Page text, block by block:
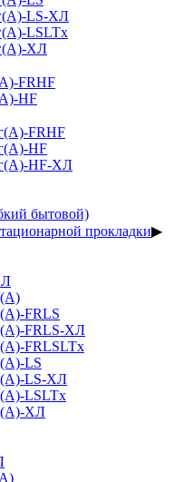
LS-ХЛ
LSLTx
ХЛ
FRHF
HF
FRHF
HF
HF-ХЛ
бытовой)
прокладки▶
FRLS
FRLS-ХЛ
FRLSLTx
LS
LS-ХЛ
LSLTx
ХЛ